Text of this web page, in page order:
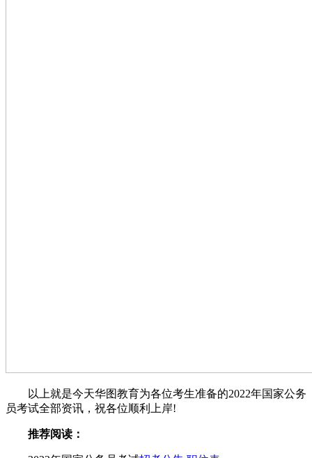
以上就是今天华图教育为各位考生准备的2022年国家公务
员考试全部资讯，祝各位顺利上岸!
推荐阅读：